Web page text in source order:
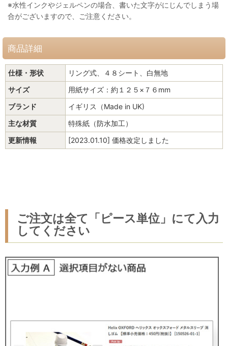
※水性インクやジェルペンの場合、書いた文字がにじんでしまう場
合がございますので、ご注意ください。
商品詳細
仕様・形状
リング式、４８シート、白無地
サイズ
用紙サイズ：約１２５×７６mm
ブランド
イギリス（Made in UK)
主な材質
特殊紙（防水加工）
更新情報
[2023.01.10] 価格改定しました
ご注文は全て「ピース単位」にて入力
してください